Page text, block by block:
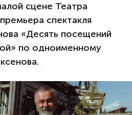
сцене Театра
спектакля
«Десять посещений
по одноименному